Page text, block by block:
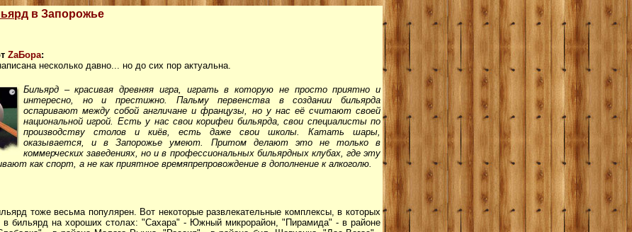
в Запорожье
ZaБора:
несколько давно... но до сих пор актуальна.
Бильярд – красивая древняя игра, играть в которую не просто приятно и
интересно, но и престижно. Пальму первенства в создании бильярда
оспаривают между собой англичане и французы, но у нас её считают своей
национальной игрой. Есть у нас свои корифеи бильярда, свои специалисты по
производству столов и киёв, есть даже свои школы. Катать шары,
оказывается, и в Запорожье умеют. Притом делают это не только в
коммерческих заведениях, но и в профессиональных бильярдных клубах, где эту
как спорт, а не как приятное времяпрепровождение в дополнение к алкоголю.
тоже весьма популярен. Вот некоторые развлекательные комплексы, в которых
в бильярд на хороших столах: "Сахара" - Южный микрорайон, "Пирамида" - в районе